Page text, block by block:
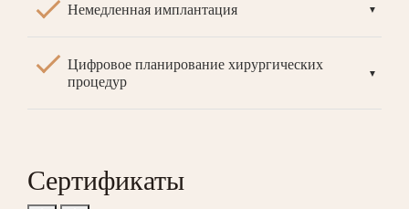
Немедленная имплантация ▼
Цифровое планирование хирургических
процедур
▼
Сертификаты